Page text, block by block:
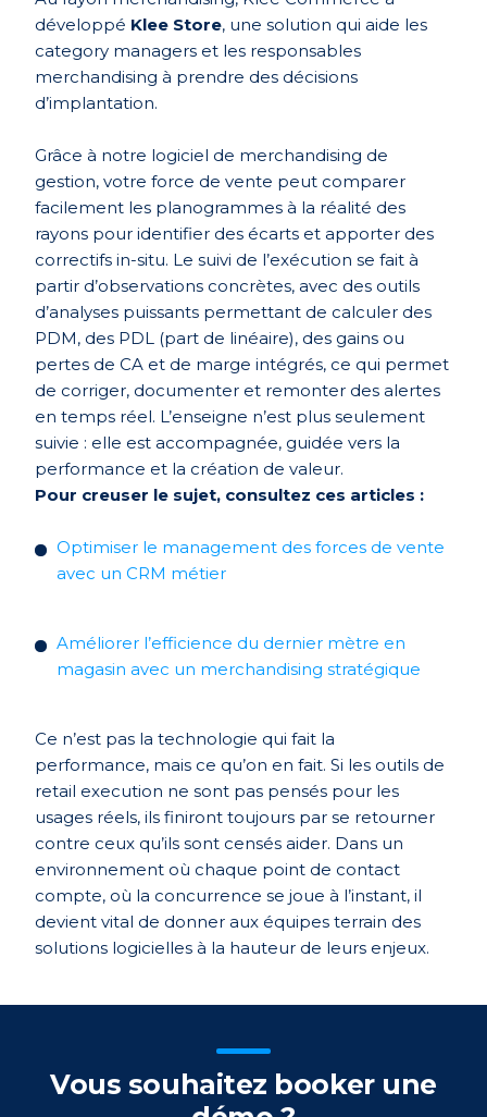
développé Klee Store, une solution qui aide les
category managers et les responsables
merchandising à prendre des décisions
d’implantation.
Grâce à notre logiciel de merchandising de
gestion, votre force de vente peut comparer
facilement les planogrammes à la réalité des
rayons pour identifier des écarts et apporter des
correctifs in-situ. Le suivi de l’exécution se fait à
partir d’observations concrètes, avec des outils
d’analyses puissants permettant de calculer des
PDM, des PDL (part de linéaire), des gains ou
pertes de CA et de marge intégrés, ce qui permet
de corriger, documenter et remonter des alertes
en temps réel. L’enseigne n’est plus seulement
suivie : elle est accompagnée, guidée vers la
performance et la création de valeur.
Pour creuser le sujet, consultez ces articles :
Optimiser le management des forces de vente
avec un CRM métier
Améliorer l’efficience du dernier mètre en
magasin avec un merchandising stratégique
Ce n’est pas la technologie qui fait la
performance, mais ce qu’on en fait. Si les outils de
retail execution ne sont pas pensés pour les
usages réels, ils finiront toujours par se retourner
contre ceux qu’ils sont censés aider. Dans un
environnement où chaque point de contact
compte, où la concurrence se joue à l’instant, il
devient vital de donner aux équipes terrain des
solutions logicielles à la hauteur de leurs enjeux.
Vous souhaitez booker une